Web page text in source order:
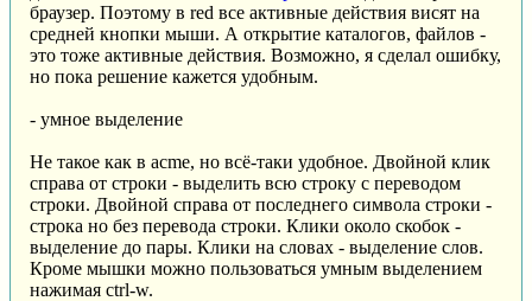
браузер. Поэтому в red все активные действия висят на
средней кнопки мыши. А открытие каталогов, файлов -
это тоже активные действия. Возможно, я сделал ошибку,
но пока решение кажется удобным.
- умное выделение
Не такое как в acme, но всё-таки удобное. Двойной клик
справа от строки - выделить всю строку с переводом
строки. Двойной справа от последнего символа строки -
строка но без перевода строки. Клики около скобок -
выделение до пары. Клики на словах - выделение слов.
Кроме мышки можно пользоваться умным выделением
нажимая ctrl-w.